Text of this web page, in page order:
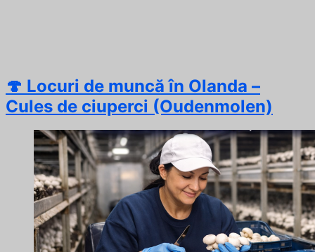
🍄 Locuri de muncă în Olanda –
Cules de ciuperci (Oudenmolen)